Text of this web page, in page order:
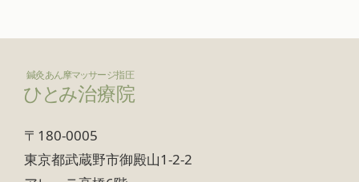
〒180-0005
東京都武蔵野市御殿山1-2-2